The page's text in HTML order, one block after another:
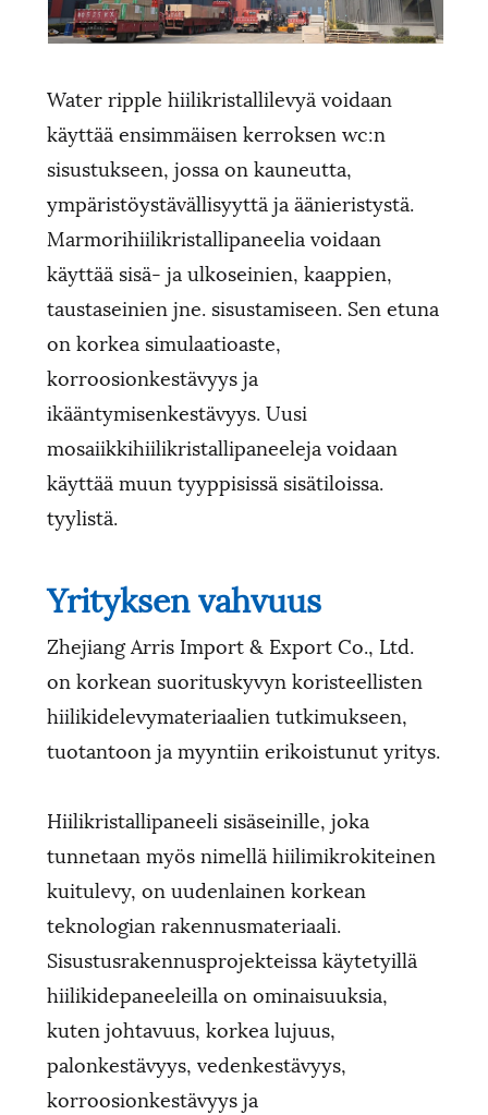
Water ripple hiilikristallilevyä voidaan
käyttää ensimmäisen kerroksen wc:n
sisustukseen, jossa on kauneutta,
ympäristöystävällisyyttä ja äänieristystä.
Marmorihiilikristallipaneelia voidaan
käyttää sisä- ja ulkoseinien, kaappien,
taustaseinien jne. sisustamiseen. Sen etuna
on korkea simulaatioaste,
korroosionkestävyys ja
ikääntymisenkestävyys. Uusi
mosaiikkihiilikristallipaneeleja voidaan
käyttää muun tyyppisissä sisätiloissa.
tyylistä.
Yrityksen vahvuus
Zhejiang Arris Import & Export Co., Ltd.
on korkean suorituskyvyn koristeellisten
hiilikidelevymateriaalien tutkimukseen,
tuotantoon ja myyntiin erikoistunut yritys.
Hiilikristallipaneeli sisäseinille, joka
tunnetaan myös nimellä hiilimikrokiteinen
kuitulevy, on uudenlainen korkean
teknologian rakennusmateriaali.
Sisustusrakennusprojekteissa käytetyillä
hiilikidepaneeleilla on ominaisuuksia,
kuten johtavuus, korkea lujuus,
palonkestävyys, vedenkestävyys,
korroosionkestävyys ja